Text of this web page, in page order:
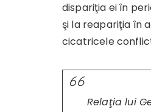
dispariţia ei în
şi la reapariţia în
cicatricele
Relaţia lui